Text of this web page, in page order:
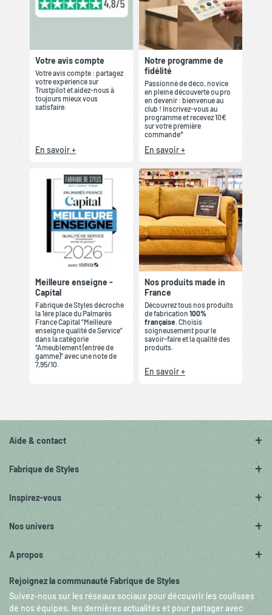
Votre avis compte
Votre avis compte : partagez
votre expérience sur
Trustpilot et aidez-nous à
toujours mieux vous
satisfaire.
En savoir +
Notre programme de
fidélité
Passionné de déco, novice
en pleine découverte ou pro
en devenir : bienvenue au
club ! Inscrivez-vous au
programme et recevez 10€
sur votre première
commande*
En savoir +
Meilleure enseigne -
Capital
Fabrique de Styles décroche
la 1ère place du Palmarès
France Capital “Meilleure
enseigne qualité de Service”
dans la catégorie
“Ameublement (entrée de
gamme)” avec une note de
7,95/10.
Nos produits made in
France
Découvrez tous nos produits
de fabrication 100%
française. Choisis
soigneusement pour le
savoir-faire et la qualité des
produits.
En savoir +
Aide & contact
Fabrique de Styles
Inspirez-vous
Nos univers
A propos
Rejoignez la communauté Fabrique de Styles
Suivez-nous sur les réseaux sociaux pour découvrir les coulisses
de nos équipes, les dernières actualités et pour partager avec